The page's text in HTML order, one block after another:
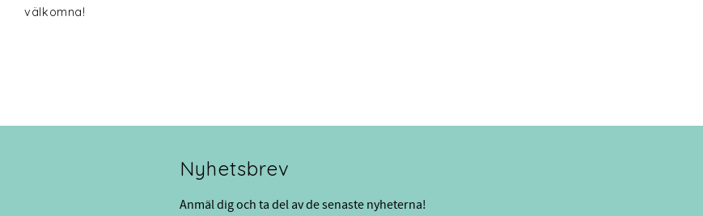
välkomna!
Nyhetsbrev
Anmäl dig och ta del av de senaste nyheterna!